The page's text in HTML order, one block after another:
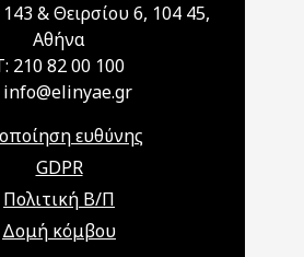
& Θειρσίου 6, 104 45,
Αθήνα
210 82 00 100
info@elinyae.gr
ευθύνης
GDPR
Πολιτική Β/Π
Δομή κόμβου